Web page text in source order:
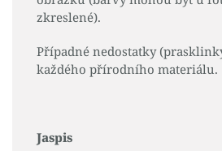
zkreslené).
Případné nedostatky
každého přírodního materiálu.
Jaspis